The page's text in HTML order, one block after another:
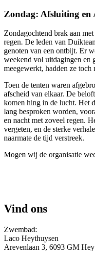
Zondag: Afsluiting en
Zondagochtend brak aan
regen. De leden van
genoten van een ontbijt. Er
weekend vol uitdagingen en
meegewerkt, hadden ze
Toen de tenten waren
afscheid van elkaar. De
komen hing in de lucht. Het
lang besproken worden,
en nacht met zoveel regen.
vergeten, en de sterke
naarmate de tijd verstreek.
Mogen wij de organisatie
Vind ons
Zwembad:
Laco Heythuysen
Arevenlaan 3, 6093 GM